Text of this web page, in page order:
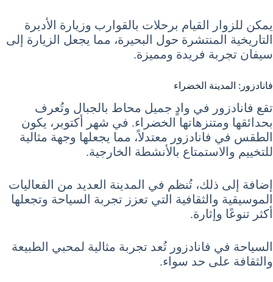
يمكن للزوار القيام برحلات بالقوارب وزيارة الأديرة
التاريخية المنتشرة حول البحيرة، مما يجعل الزيارة إلى
سيفان تجربة فريدة ومميزة.
فانادزور: المدينة الخضراء
تقع فانادزور في وادٍ جميل محاط بالجبال وتُعرف
بحدائقها ومتنزهاتها الخضراء. في شهر أكتوبر، يكون
الطقس في فانادزور معتدلاً، مما يجعلها وجهة مثالية
للتخييم والاستمتاع بالأنشطة الخارجية.
إضافة إلى ذلك، تُنظم في المدينة العديد من الفعاليات
الموسيقية والثقافية التي تعزز تجربة السياحة وتجعلها
أكثر تنوعًا وإثارة.
السياحة في فانادزور تُعد تجربة مثالية لمحبي الطبيعة
والثقافة على حد سواء.